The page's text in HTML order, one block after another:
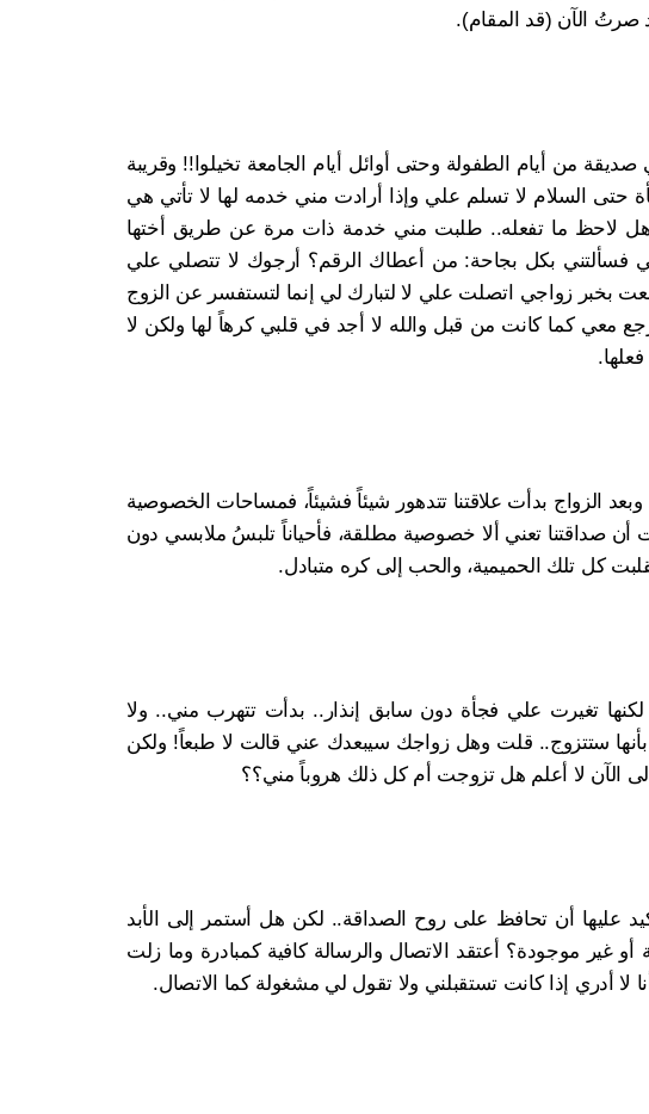
صرتُ الآن (قد المقام).
من أيام الطفولة وحتى أوائل أيام الجامعة تخيلوا!! وقريبة
السلام لا تسلم علي وإذا أرادت مني خدمه لها لا تأتي هي
لاحظ ما تفعله.. طلبت مني خدمة ذات مرة عن طريق أختها
فسألتني بكل بجاحة: من أعطاك الرقم؟ أرجوك لا تتصلي علي
بخبر زواجي اتصلت علي لا لتبارك لي إنما لتستفسر عن الزوج
معي كما كانت من قبل والله لا أجد في قلبي كرهاً لها ولكن لا
بدأت علاقتنا تتدهور شيئاً فشيئاً، فمساحات الخصوصية
صداقتنا تعني ألا خصوصية مطلقة، فأحياناً تلبسُ ملابسي دون
كل تلك الحميمية، والحب إلى كره متبادل.
تغيرت علي فجأة دون سابق إنذار.. بدأت تتهرب مني.. ولا
ستتزوج.. قلت وهل زواجك سيبعدك عني قالت لا طبعاً! ولكن
الآن لا أعلم هل تزوجت أم كل ذلك هروباً مني؟؟
عليها أن تحافظ على روح الصداقة.. لكن هل أستمر إلى الأبد
غير موجودة؟ أعتقد الاتصال والرسالة كافية كمبادرة وما زلت
أدري إذا كانت تستقبلني ولا تقول لي مشغولة كما الاتصال.